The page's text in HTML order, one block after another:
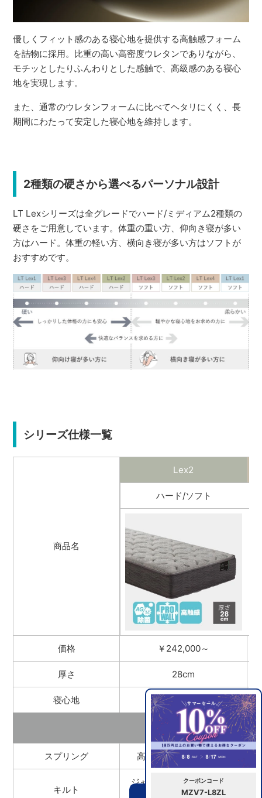
クーポンコード
MZV7-L8ZL
優しくフィット感のある寝心地を提供する高触感フォーム
を詰物に採用。比重の高い高密度ウレタンでありながら、
モチッとしたりふんわりとした感触で、高級感のある寝心
地を実現します。
また、通常のウレタンフォームに比べてヘタリにくく、長
期間にわたって安定した寝心地を維持します。
2種類の硬さから選べるパーソナル設計
LT Lexシリーズは全グレードでハード/ミディアム2種類の
硬さをご用意しています。体重の重い方、仰向き寝が多い
方はハード。体重の軽い方、横向き寝が多い方はソフトが
おすすめです。
シリーズ仕様一覧
商品名
Lex2
ハード/ソフト
価格 ￥242,000～
厚さ 28cm
寝心地 硬め/柔らかめ
スプリング 高密度連続スプリング®
キルト
ジャンプキルト（スラッシ